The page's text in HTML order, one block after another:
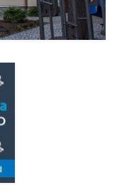
– Grupa 2
– Grupa 3
2020